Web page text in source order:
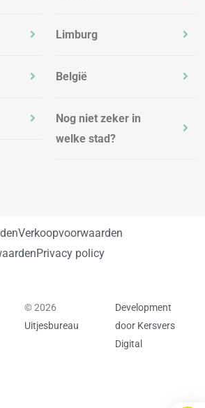
Limburg
België
Nog niet zeker in
welke stad?
Verkoopvoorwaarden
Privacy policy
© 2026
Uitjesbureau
Development
door Kersvers
Digital